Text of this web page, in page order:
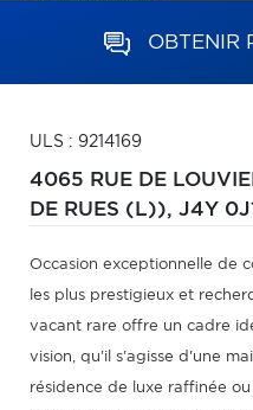
OBTENIR
ULS : 9214169
4065 RUE DE
DE RUES (L)), J4Y 0J1
Occasion exceptionnelle de
les plus prestigieux et
vacant rare offre un cadre
vision, qu'il s'agisse d'une
résidence de luxe raffinée